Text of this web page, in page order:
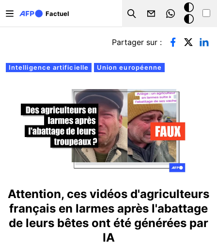
Factuel
Search
Mode
sombre
Onglets principaux
Intelligence artificielle Union européenne
Partager sur :
Attention, ces vidéos d'agriculteurs
français en larmes après l'abattage
de leurs bêtes ont été générées par
IA